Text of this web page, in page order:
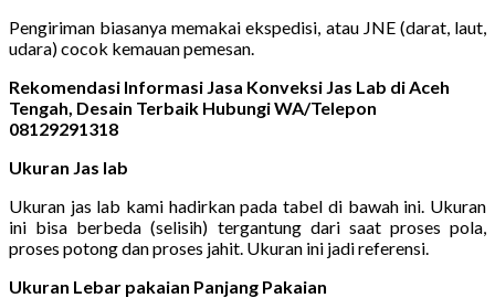
Pengiriman biasanya memakai ekspedisi, atau JNE (darat, laut,
udara) cocok kemauan pemesan.
Rekomendasi Informasi Jasa Konveksi Jas Lab di Aceh
Tengah, Desain Terbaik Hubungi WA/Telepon
08129291318
Ukuran Jas lab
Ukuran jas lab kami hadirkan pada tabel di bawah ini. Ukuran
ini bisa berbeda (selisih) tergantung dari saat proses pola,
proses potong dan proses jahit. Ukuran ini jadi referensi.
Ukuran Lebar pakaian Panjang Pakaian